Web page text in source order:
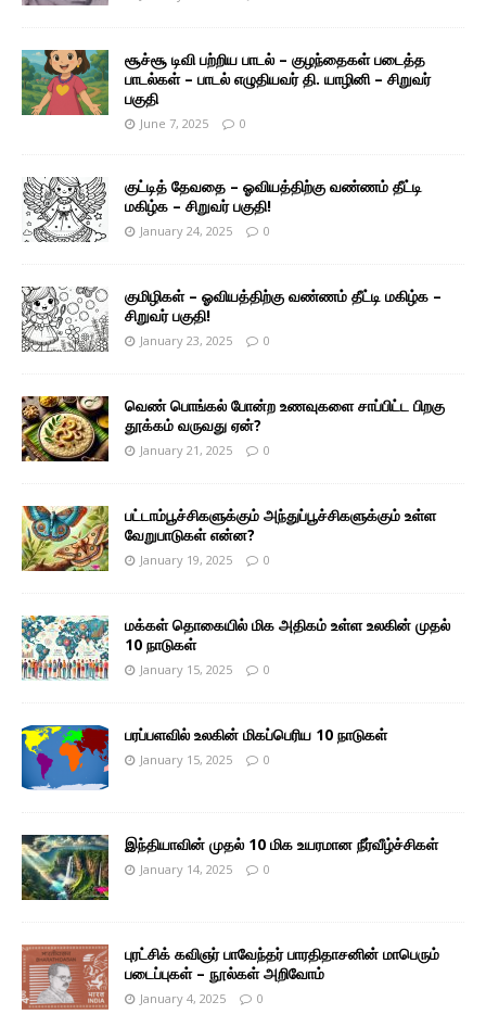
சூச்சூ டிவி பற்றிய பாடல் – குழந்தைகள் படைத்த
பாடல்கள் – பாடல் எழுதியவர் தி. யாழினி – சிறுவர்
பகுதி
June 7, 2025 0
குட்டித் தேவதை – ஓவியத்திற்கு வண்ணம் தீட்டி
மகிழ்க – சிறுவர் பகுதி!
January 24, 2025 0
குமிழிகள் – ஓவியத்திற்கு வண்ணம் தீட்டி மகிழ்க –
சிறுவர் பகுதி!
January 23, 2025 0
வெண் பொங்கல் போன்ற உணவுகளை சாப்பிட்ட பிறகு
தூக்கம் வருவது ஏன்?
January 21, 2025 0
பட்டாம்பூச்சிகளுக்கும் அந்துப்பூச்சிகளுக்கும் உள்ள
வேறுபாடுகள் என்ன?
January 19, 2025 0
மக்கள் தொகையில் மிக அதிகம் உள்ள உலகின் முதல்
10 நாடுகள்
January 15, 2025 0
பரப்பளவில் உலகின் மிகப்பெரிய 10 நாடுகள்
January 15, 2025 0
இந்தியாவின் முதல் 10 மிக உயரமான நீர்வீழ்ச்சிகள்
January 14, 2025 0
புரட்சிக் கவிஞர் பாவேந்தர் பாரதிதாசனின் மாபெரும்
படைப்புகள் – நூல்கள் அறிவோம்
January 4, 2025 0